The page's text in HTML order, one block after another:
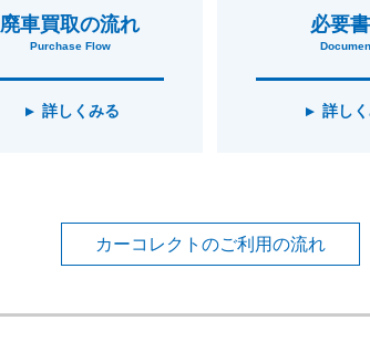
廃車買取の流れ
Purchase Flow
詳しくみる
必要
詳し
カーコレクトのご利用の流れ